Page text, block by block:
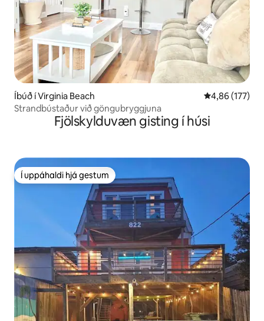
Íbúð í Virginia Beach 4,86 af 5 í
4,86 (177)
Strandbústaður við göngubryggjuna
Fjölskylduvæn gisting í húsi
Í uppáhaldi hjá gestum
Í uppáhaldi hjá gestum